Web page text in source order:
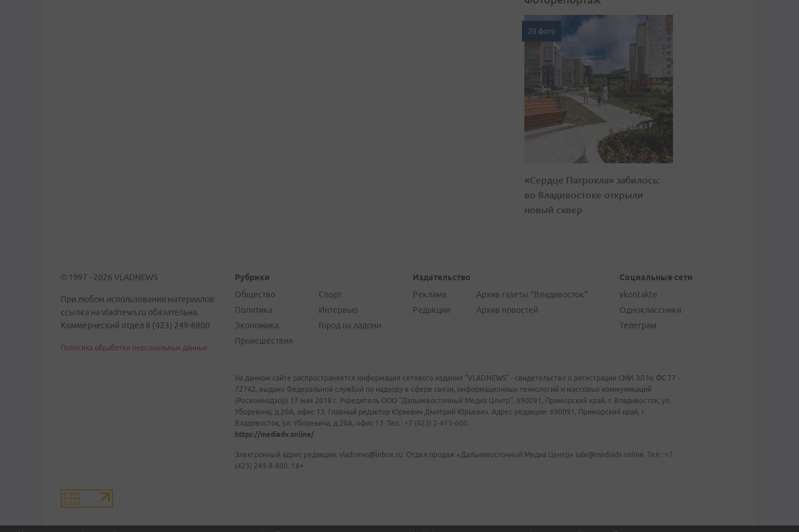
20 фото
«Сердце Патрокла» забилось:
во Владивостоке открыли
новый сквер
© 1997 - 2026 VLADNEWS
При любом использовании материалов
ссылка на vladnews.ru обязательна.
Коммерческий отдел 8 (423) 249-8800
Политика обработки персональных данных
Рубрики
Общество
Политика
Экономика
Происшествия
Спорт
Интервью
Город на ладони
Издательство
Реклама
Редакция
Архив газеты "Владивосток"
Архив новостей
Социальные сети
vkontakte
Одноклассники
Телеграм
На данном сайте распространяется информация сетевого издания "VLADNEWS" - свидетельство о регистрации СМИ ЭЛ № ФС 77 -
72742, выдано Федеральной службой по надзору в сфере связи, информационных технологий и массовых коммуникаций
(Роскомнадзор) 17 мая 2018 г. Учредитель ООО "Дальневосточный Медиа Центр". 690091, Приморский край, г. Владивосток, ул.
Уборевича, д.20А, офис 13. Главный редактор Юркевич Дмитрий Юрьевич. Адрес редакции: 690091, Приморский край, г.
Владивосток, ул. Уборевича, д.20А, офис 13. Тел.: +7 (423) 2-415-600.
https://mediadv.online/
Электронный адрес редакции: vladnews@inbox.ru. Отдел продаж «Дальневосточный Медиа Центр» sale@mediadv.online. Тел.: +7
(423) 249-8-800. 18+